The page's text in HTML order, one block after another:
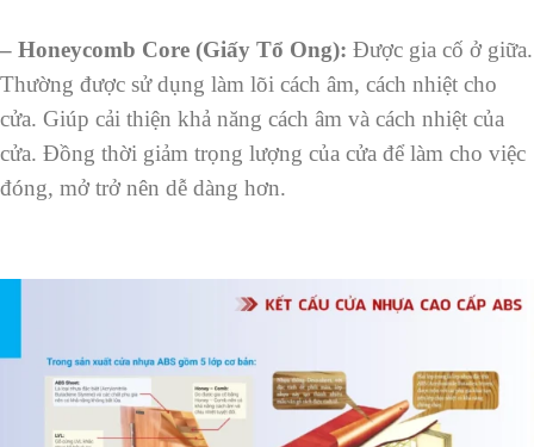
– Honeycomb Core (Giấy Tổ Ong): Được gia cố ở giữa.
Thường được sử dụng làm lõi cách âm, cách nhiệt cho
cửa. Giúp cải thiện khả năng cách âm và cách nhiệt của
cửa. Đồng thời giảm trọng lượng của cửa để làm cho việc
đóng, mở trở nên dễ dàng hơn.